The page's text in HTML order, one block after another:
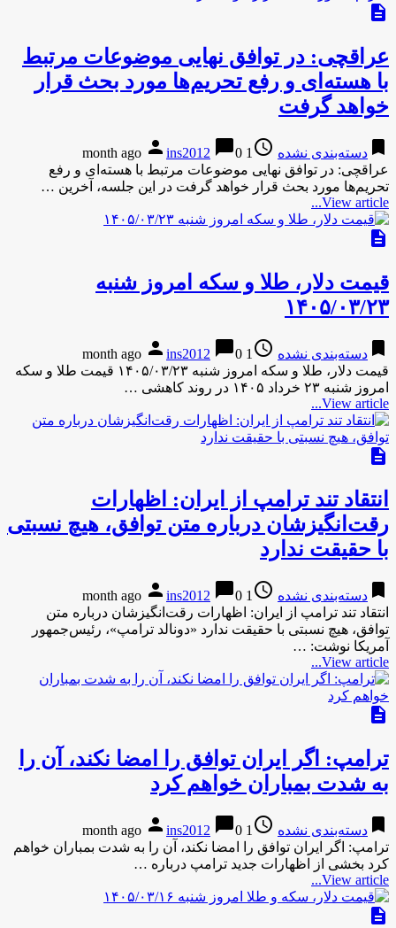
description
عراقچی: در توافق نهایی موضوعات مرتبط
با هسته‌ای و رفع تحریم‌ها مورد بحث قرار
خواهد گرفت
bookmark دسته‌بندی نشده access_time
1 month ago
person ins2012 chat_bubble0
عراقچی: در توافق نهایی موضوعات مرتبط با هسته‌ای و رفع
تحریم‌ها مورد بحث قرار خواهد گرفت در این جلسه، آخرین …
View article...
description
قیمت دلار، طلا و سکه امروز شنبه
۱۴۰۵/۰۳/۲۳
bookmark دسته‌بندی نشده access_time
1 month ago
person ins2012 chat_bubble0
قیمت دلار، طلا و سکه امروز شنبه ۱۴۰۵/۰۳/۲۳ قیمت طلا و سکه
امروز شنبه ۲۳ خرداد ۱۴۰۵ در روند کاهشی …
View article...
description
انتقاد تند ترامپ از ایران: اظهارات
رقت‌انگیزشان درباره متن توافق، هیچ نسبتی
با حقیقت ندارد
bookmark دسته‌بندی نشده access_time
1 month ago
person ins2012 chat_bubble0
انتقاد تند ترامپ از ایران: اظهارات رقت‌انگیزشان درباره متن
توافق، هیچ نسبتی با حقیقت ندارد «دونالد ترامپ»، رئیس‌جمهور
آمریکا نوشت: …
View article...
description
ترامپ: اگر ایران توافق را امضا نکند، آن را
به شدت بمباران خواهم کرد
bookmark دسته‌بندی نشده access_time
1 month ago
person ins2012 chat_bubble0
ترامپ: اگر ایران توافق را امضا نکند، آن را به شدت بمباران خواهم
کرد بخشی از اظهارات جدید ترامپ درباره …
View article...
description